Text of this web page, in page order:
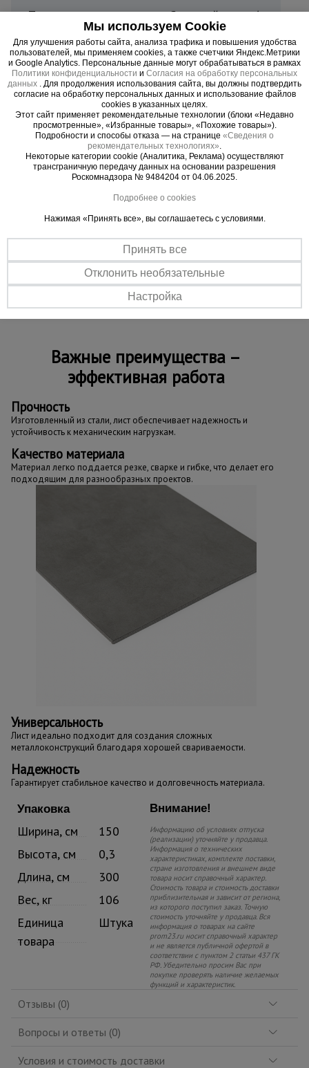
Тип товара
Стальной лист г/к
Количество в упаковке
1
Толщина профиля, мм
3.0
Сталь г/к Ст3
Вес, кг
106,0
Страна производитель
Россия
Стальной лист г/к 1500x3000x3 мм – это
прочный и универсальный горячекатаный
металлопрокат, предназначенный для
использования в строительстве, машиностроении
и производстве. Подходит для создания
надежных конструкций и деталей.
Важные преимущества –
эффективная работа
Прочность
Изготовленный из стали, лист обеспечивает надежность и
устойчивость к механическим нагрузкам.
Качество материала
Материал легко поддается резке, сварке и гибке, что делает его
подходящим для разнообразных проектов.
Универсальность
Лист идеально подходит для создания сложных
металлоконструкций благодаря хорошей свариваемости.
Надежность
Гарантирует стабильное качество и долговечность материала.
Упаковка
Ширина, см
150
Высота, см
0,3
Длина, см
300
Вес, кг
106
Единица
товара
Штука
Внимание!
Информацию об условиях отпуска
(реализации) уточняйте у продавца.
Информация о технических
характеристиках, комплекте поставки,
стране изготовления и внешнем виде
товара носит справочный характер.
Стоимость товара и стоимость доставки
приблизительная и зависит от региона,
из которого поступил заказ. Точную
стоимость уточняйте у продавца. Вся
информация о товарах на сайте
prom23.ru носит справочный характер
и не является публичной офертой в
соответствии с пунктом 2 статьи 437 ГК
РФ. Убедительно просим Вас при
покупке проверять наличие желаемых
функций и характеристик.
Отзывы (0)
Вопросы и ответы (0)
Условия и стоимость доставки
Мы используем Cookie
Для улучшения работы сайта, анализа трафика и повышения удобства
пользователей, мы применяем cookies, а также счетчики Яндекс.Метрики
и Google Analytics. Персональные данные могут обрабатываться в рамках
Политики конфиденциальности и Согласия на обработку персональных
данных
. Для продолжения использования сайта, вы должны подтвердить
согласие на обработку персональных данных и использование файлов
cookies в указанных целях.
Этот сайт применяет рекомендательные технологии (блоки «Недавно
просмотренные», «Избранные товары», «Похожие товары»).
Подробности и способы отказа — на странице «Сведения о
рекомендательных технологиях»
Некоторые категории cookie (Аналитика, Реклама) осуществляют
трансграничную передачу данных на основании разрешения
Роскомнадзора № 9484204 от 04.06.2025.
Подробнее о cookies
Нажимая «Принять все», вы соглашаетесь с условиями.
Принять все
Отклонить необязательные
Настройка